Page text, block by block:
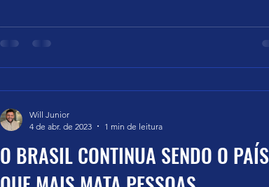
O BRASIL CONTINUA SENDO O PAÍS
Will Junior
4 de abr. de 2023
1 min de leitura